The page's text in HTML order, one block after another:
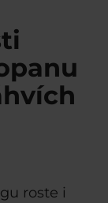
roste i